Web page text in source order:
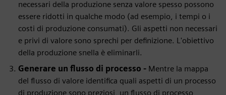
necessari della produzione senza valore spesso possono
essere ridotti in qualche modo (ad esempio, i tempi o i
costi di produzione consumati). Gli aspetti non necessari
e privi di valore sono sprechi per definizione. L'obiettivo
della produzione snella è eliminarli.
Generare un flusso di processo - Mentre la mappa
del flusso di valore identifica quali aspetti di un processo
di produzione sono preziosi, un flusso di processo